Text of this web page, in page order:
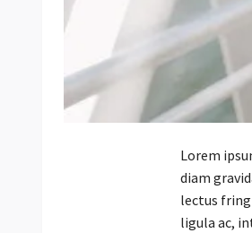
Lorem
diam
lectus
ligula ac,